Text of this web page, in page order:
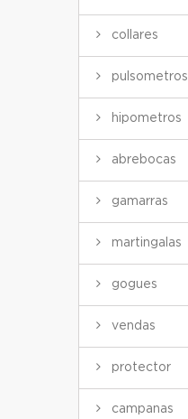
collares
pulsometros
hipometros
abrebocas
gamarras
martingalas
gogues
vendas
protector
campanas